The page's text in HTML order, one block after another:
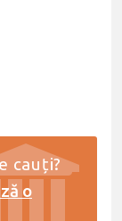
cauți?
o